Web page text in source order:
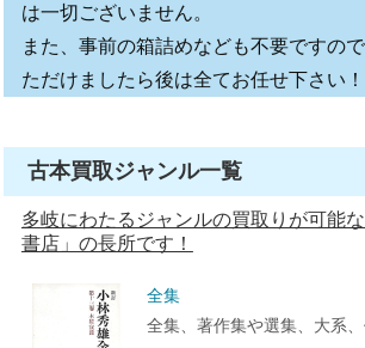
は一切ございません。
また、事前の箱詰めなども不要ですの
ただけましたら後は全てお任せ下さい！
古本買取ジャンル一覧
多岐にわたるジャンルの買取りが可能
書店」の長所です！
全集
全集、著作集や選集、大系